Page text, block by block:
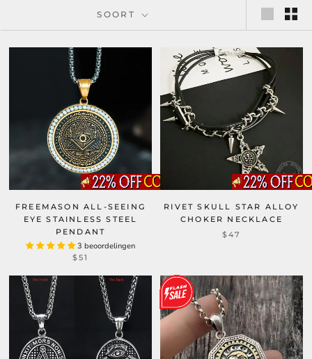
SOORT
FREEMASON ALL-SEEING
EYE STAINLESS STEEL
PENDANT
3 beoordelingen
$51
RIVET SKULL STAR ALLOY
CHOKER NECKLACE
$47